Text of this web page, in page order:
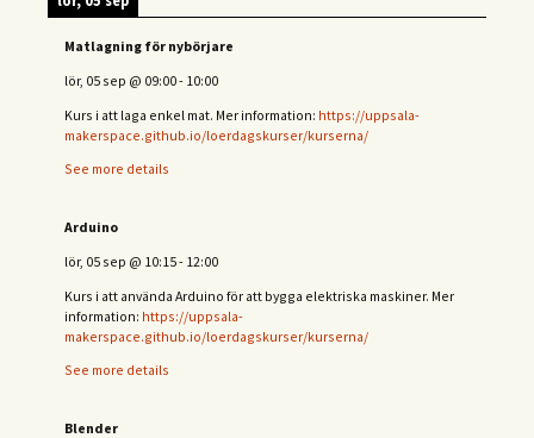
Matlagning för nybörjare
lör, 05 sep @ 09:00- 10:00
Kurs i att laga enkel mat. Mer information: https://uppsala-
makerspace.github.io/loerdagskurser/kurserna/
See more details
Arduino
lör, 05 sep @ 10:15- 12:00
Kurs i att använda Arduino för att bygga elektriska maskiner. Mer
information: https://uppsala-
makerspace.github.io/loerdagskurser/kurserna/
See more details
Blender